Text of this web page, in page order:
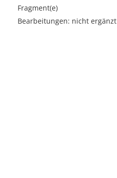
Fragment(e)
Bearbeitungen: nicht ergänzt